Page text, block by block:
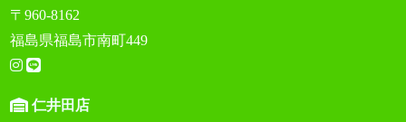
〒960-8162
福島県福島市南町449
仁井田店